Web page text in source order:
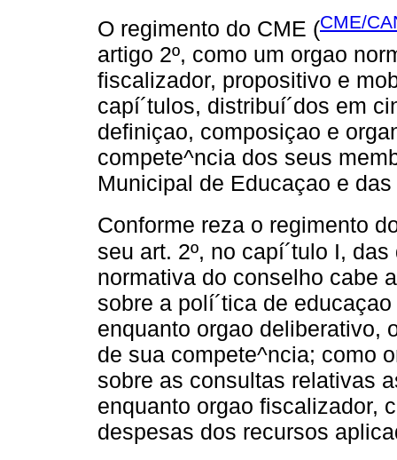
O regimento do CME (CME/
artigo 2º, como um orgao
fiscalizador, propositivo e
capí´tulos, distribuí´dos em
definiçao, composiçao e
compete^ncia dos seus
Municipal de Educaçao e
Conforme reza o regimento
seu art. 2º, no capí´tulo I,
normativa do conselho cabe
sobre a polí´tica de
enquanto orgao deliberativo,
de sua compete^ncia; como
sobre as consultas relativas
enquanto orgao fiscalizador,
despesas dos recursos